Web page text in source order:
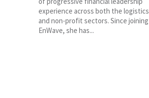
experience across both the logistics
and non-profit sectors. Since joining
EnWave, she has...